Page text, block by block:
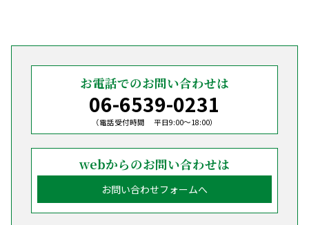
お電話でのお問い合わせは
06-6539-0231
（電話受付時間 平日9:00〜18:00）
webからのお問い合わせは
お問い合わせフォームへ